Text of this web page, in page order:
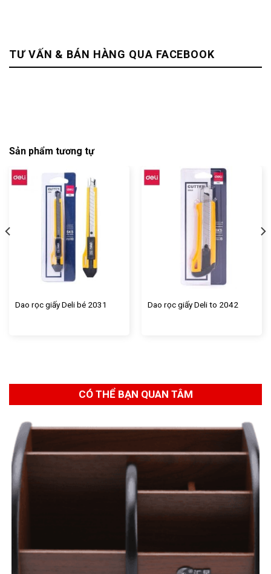
TƯ VẤN & BÁN HÀNG QUA FACEBOOK
Sản phẩm tương tự
Dao rọc giấy Deli bé 2031 Dao rọc giấy Deli to 2042
CÓ THỂ BẠN QUAN TÂM